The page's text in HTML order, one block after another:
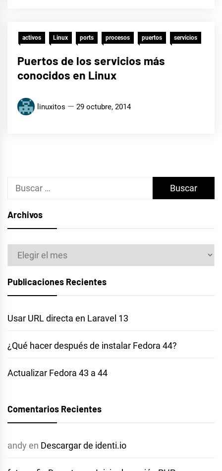
activos Linux ports procesos puertos servicios
Puertos de los servicios más
conocidos en Linux
linuxitos 29 octubre, 2014
Buscar:
Archivos
Archivos
Publicaciones Recientes
Usar URL directa en Laravel 13
¿Qué hacer después de instalar Fedora 44?
Actualizar Fedora 43 a 44
Comentarios Recientes
andy en Descargar de identi.io